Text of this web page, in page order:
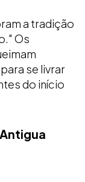
a tradição
Os
se livrar
do início